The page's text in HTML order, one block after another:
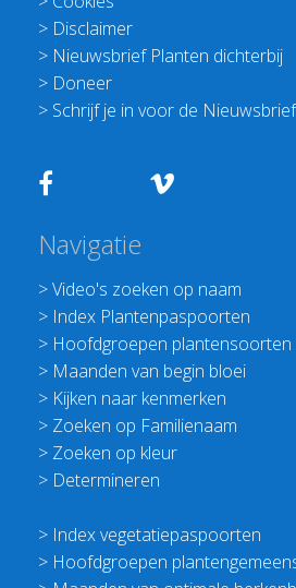
> Disclaimer
> Nieuwsbrief Planten dichterbij
> Doneer
> Schrijf je in voor de Nieuwsbrief
Navigatie
>Video's zoeken op naam
> Index Plantenpaspoorten
> Hoofdgroepen plantensoorten
> Maanden van begin bloei
> Kijken naar kenmerken
> Zoeken op Familienaam
> Zoeken op kleur
> Determineren
> Index vegetatiepaspoorten
> Hoofdgroepen